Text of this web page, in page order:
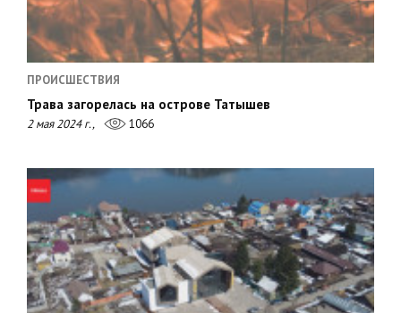
ПРОИСШЕСТВИЯ
Трава загорелась на острове Татышев
2 мая 2024 г., 1066